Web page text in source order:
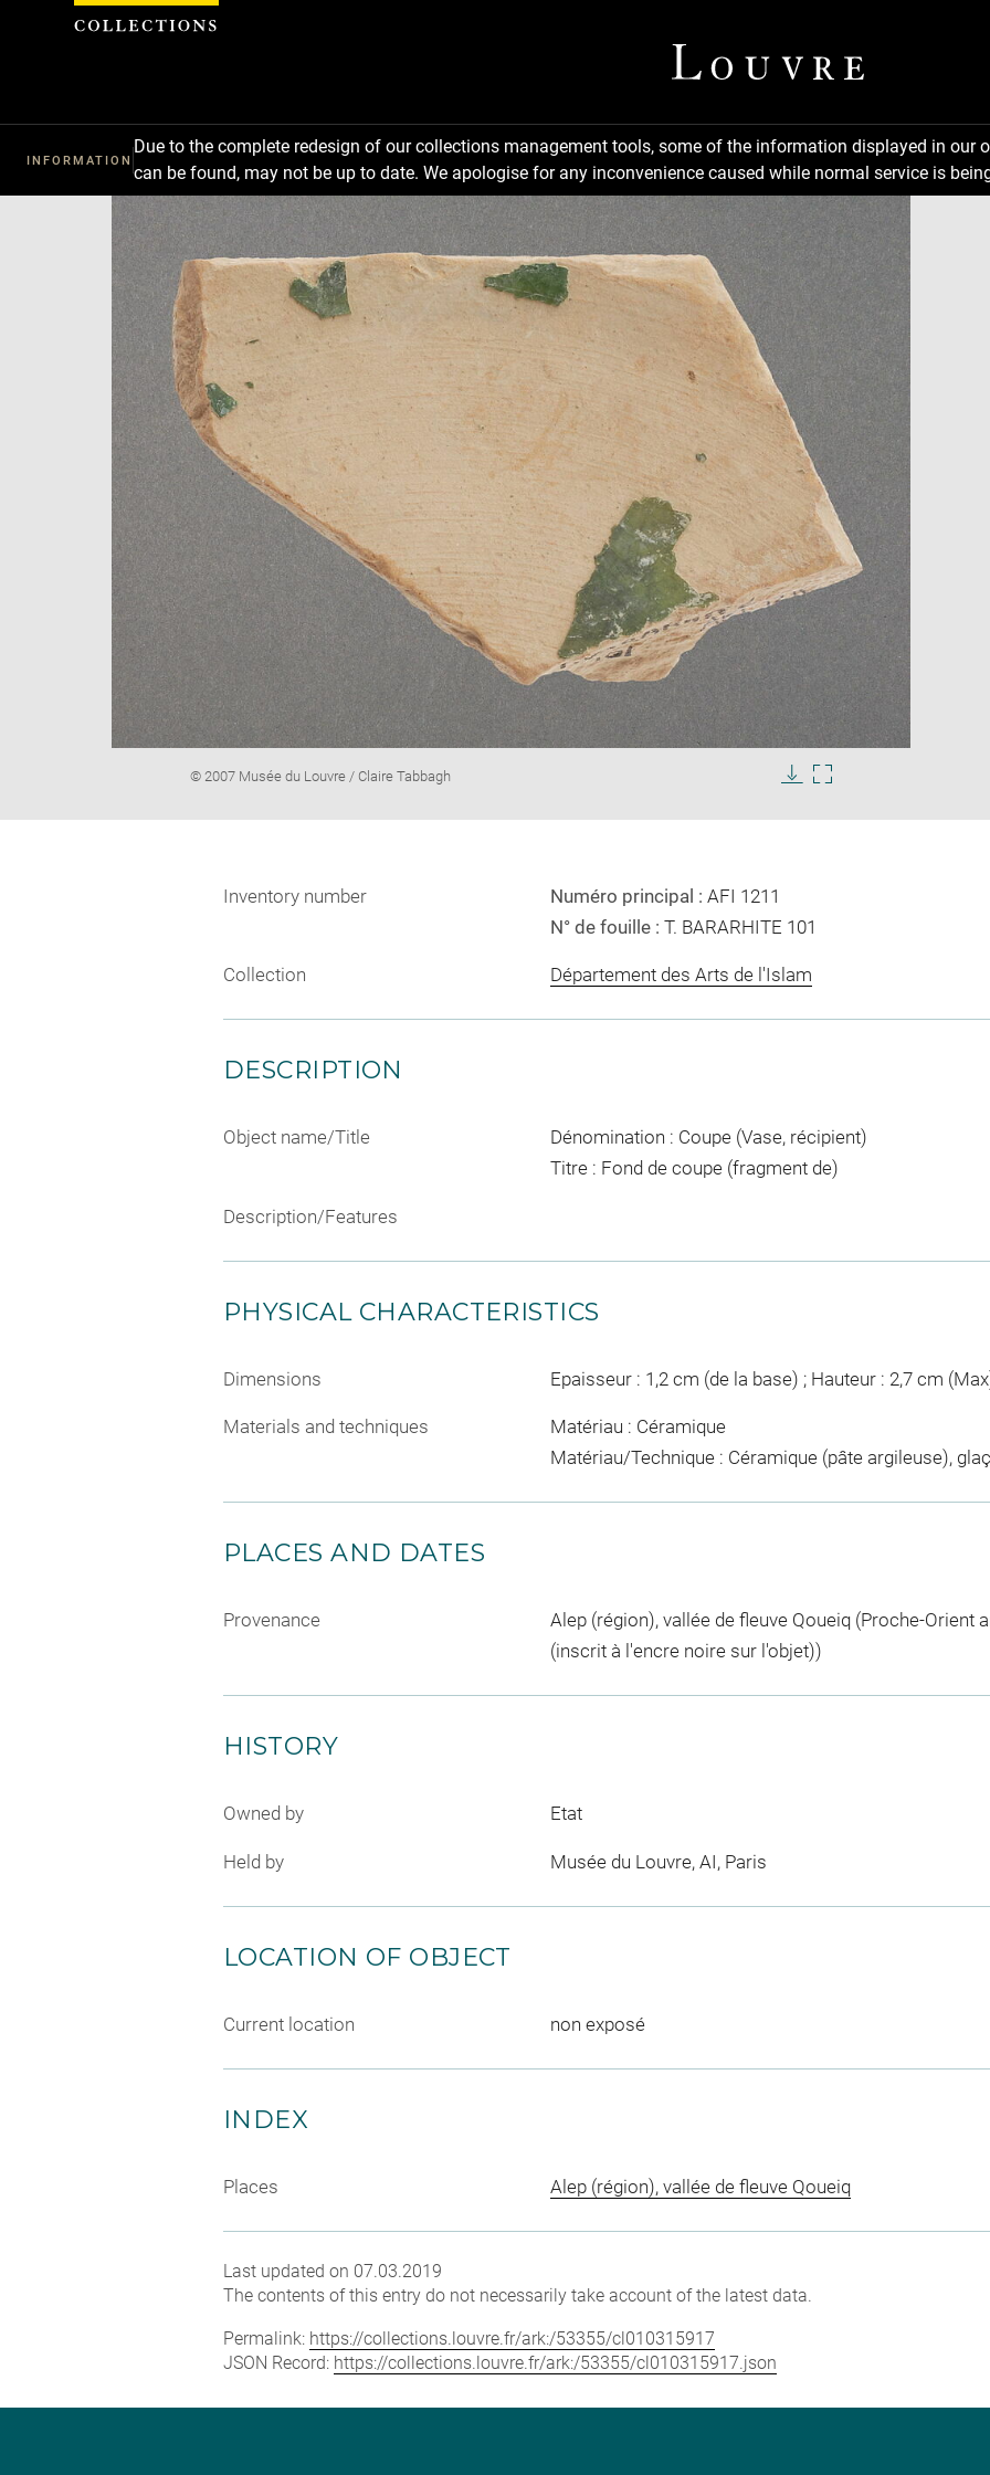
INFORMATION
Due to the complete redesign of our collections management tools, some of the information displayed in
can be found, may not be up to date. We apologise for any inconvenience caused while normal service is
new
Image
© 2007 Musée du Louvre / Claire Tabbagh
imageimage
Download
Previous
Inventory number Numéro principal : AFI 1211
N° de fouille : T. BARARHITE 101
Collection Département des Arts de l'Islam
DESCRIPTION
Object name/Title
Dénomination : Coupe (Vase, récipient)
Titre : Fond de coupe (fragment de)
Description/Features
PHYSICAL CHARACTERISTICS
Dimensions Epaisseur : 1,2 cm (de la base) ; Hauteur : 2,7 cm
Materials and techniques
Matériau : Céramique
Matériau/Technique : Céramique (pâte argileuse),
PLACES AND DATES
Provenance
Alep (région), vallée de fleuve Qoueiq (Proche-Orient
(inscrit à l'encre noire sur l'objet))
HISTORY
Owned by Etat
Held by Musée du Louvre, AI, Paris
LOCATION OF OBJECT
Current location non exposé
INDEX
Places Alep (région), vallée de fleuve Qoueiq
Last updated on 07.03.2019
The contents of this entry do not necessarily take account of the latest data.
Permalink: https://collections.louvre.fr/ark:/53355/cl010315917
JSON Record: https://collections.louvre.fr/ark:/53355/cl010315917.json
Cookies management panel